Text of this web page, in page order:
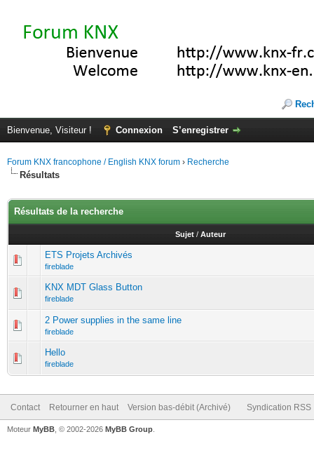
Bienvenue, Visiteur ! Connexion S’enregistrer
Forum KNX francophone / English KNX forum › Recherche
Résultats
Résultats de la recherche
Sujet / Auteur
ETS Projets Archivés
fireblade
KNX MDT Glass Button
fireblade
2 Power supplies in the same line
fireblade
Hello
fireblade
Contact Retourner en haut Version bas-débit (Archivé) Syndication RSS
Moteur MyBB , © 2002-2026 MyBB Group